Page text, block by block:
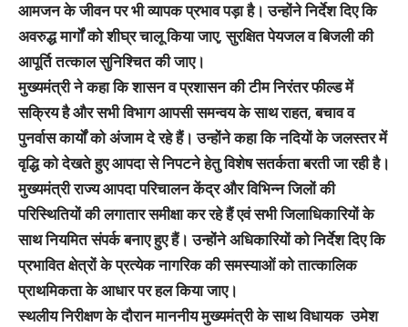
आमजन के जीवन पर भी व्यापक प्रभाव पड़ा है। उन्होंने निर्देश दिए कि
अवरुद्ध मार्गों को शीघ्र चालू किया जाए, सुरक्षित पेयजल व बिजली की
आपूर्ति तत्काल सुनिश्चित की जाए।
मुख्यमंत्री ने कहा कि शासन व प्रशासन की टीम निरंतर फील्ड में
सक्रिय है और सभी विभाग आपसी समन्वय के साथ राहत, बचाव व
पुनर्वास कार्यों को अंजाम दे रहे हैं। उन्होंने कहा कि नदियों के जलस्तर में
वृद्धि को देखते हुए आपदा से निपटने हेतु विशेष सतर्कता बरती जा रही है।
मुख्यमंत्री राज्य आपदा परिचालन केंद्र और विभिन्न जिलों की
परिस्थितियों की लगातार समीक्षा कर रहे हैं एवं सभी जिलाधिकारियों के
साथ नियमित संपर्क बनाए हुए हैं। उन्होंने अधिकारियों को निर्देश दिए कि
प्रभावित क्षेत्रों के प्रत्येक नागरिक की समस्याओं को तात्कालिक
प्राथमिकता के आधार पर हल किया जाए।
स्थलीय निरीक्षण के दौरान माननीय मुख्यमंत्री के साथ विधायक उमेश